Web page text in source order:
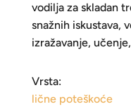
vodilja za skladan
snažnih iskustava,
izražavanje,
Vrsta:
lične poteškoće